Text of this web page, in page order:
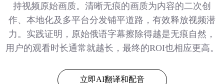
持视频原始画质。清晰无痕的画质为内容的二次创
作、本地化及多平台分发铺平道路，有效释放视频潜
力。实践证明，原始俄语字幕擦除得越是无痕自然，
用户的观看时长通常就越长，最终的ROI也相应更高。
立即AI翻译和配音